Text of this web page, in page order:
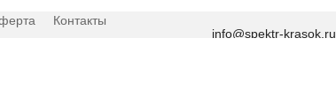
Контакты
info@spektr-krasok.ru